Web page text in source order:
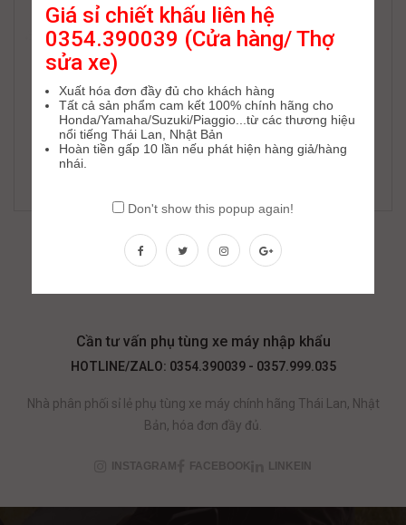
Cần tư vấn phụ tùng xe máy nhập khẩu
HOTLINE/ZALO: 0354.390039 - 0357.999.035
Nhà phân phối sỉ lẻ phụ tùng xe máy chính hãng Thái Lan, Nhật
Bản, hóa đơn đầy đủ.
INSTAGRAM FACEBOOK LINKEIN
Giá sỉ chiết khấu liên hệ
0354.390039 (Cửa hàng/ Thợ
sửa xe)
Xuất hóa đơn đầy đủ cho khách hàng
Tất cả sản phẩm cam kết 100% chính hãng cho
Honda/Yamaha/Suzuki/Piaggio...từ các thương hiệu
nổi tiếng Thái Lan, Nhật Bản
Hoàn tiền gấp 10 lần nếu phát hiện hàng giả/hàng
nhái.
Don't show this popup again!